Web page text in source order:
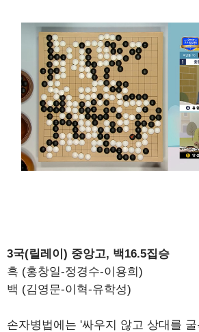
3국(릴레이) 중앙고, 백16.5집승
흑 (홍창일-정경수-이용희)
백 (김영문-이혁-유학성)
손자병법에는 '싸우지 않고 상대를